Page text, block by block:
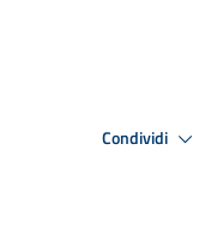
Condividi